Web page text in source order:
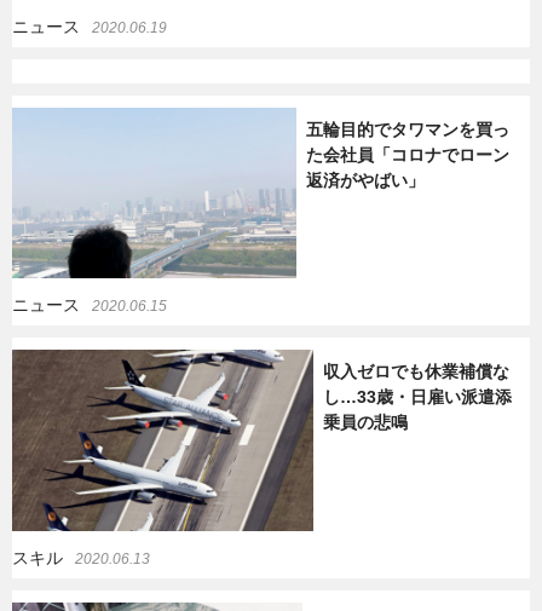
ニュース 2020.06.19
五輪目的でタワマンを買っ
た会社員「コロナでローン
返済がやばい」
ニュース 2020.06.15
収入ゼロでも休業補償な
し…33歳・日雇い派遣添
乗員の悲鳴
スキル 2020.06.13